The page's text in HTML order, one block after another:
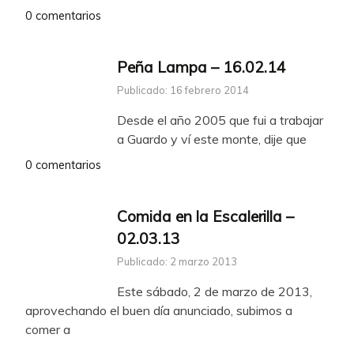
0 comentarios
Peña Lampa – 16.02.14
Publicado: 16 febrero 2014
Desde el año 2005 que fui a trabajar
a Guardo y ví este monte, dije que
0 comentarios
Comida en la Escalerilla –
02.03.13
Publicado: 2 marzo 2013
Este sábado, 2 de marzo de 2013,
aprovechando el buen día anunciado, subimos a
comer a